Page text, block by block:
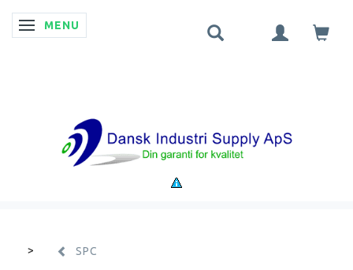
SKIFTE NAVIGATION
MENU
SPC